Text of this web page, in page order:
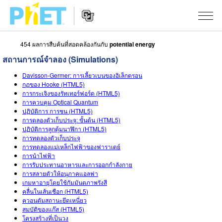
สืบค้น
ภายใน
เว็บไซต์
ของ
PhET
Navigation
สถานการณ์จำลอง
All Sims
ฟิสิกส์
คณิตศาสตร์
เคมี
วิทยาศาสตร์ของโลก
ชีววิทยา
STUDIO
About Studio
Customizable Sims
Start a Free Trial
Purchase a License
TEACHING
ค้นหากิจกรรม
ร่วมแบ่งปันกิจกรรม
Activity Contribution Guidelines
Virtual Workshops
Professional Learning with PhET
งานวิจัย
INITIATIVES
Inclusive Design
PhET Global
Data Fluency
เข้าสู่ระบบ / สมัครเพื่อเข้าใช้ระบบ
เข้าสู่ระบบ / สมัครเพื่อเข้าใช้ระบบ
454 ผลการสืบค้นที่สอดคล้องกันกับ potential energy
สถานการณ์จำลอง (Simulations)
Davisson-Germer: การเลี้ยวเบนของอิเล็กตรอน
กฏของ Hooke (HTML5)
การกระเจิงของรัทเทอร์ฟอร์ด (HTML5)
การควบคุม Optical Quantum
ปฏิบัติการ การชน (HTML5)
การดลองตัวเก็บประจุ: ขั้นต้น (HTML5)
ปฏิบัติการลูกตุ้มนาฬิกา (HTML5)
การทดลองตัวเก็บประจุ
การทดลองแม่เหล็กไฟฟ้าของฟาราเดย์
การนำไฟฟ้า
การรับประทานอาหารและการออกกำลังกาย
การสลายตัวให้อนุภาคแอลฟา
เกมหาอายุโดยใช้กัมมันตภาพรังสี
คลื่นในเส้นเชือก (HTML5)
ควอนตัมสถานะยึดเหนี่ยว
สมบัติของแก๊ส (HTML5)
โครงสร้างที่เป็นวง